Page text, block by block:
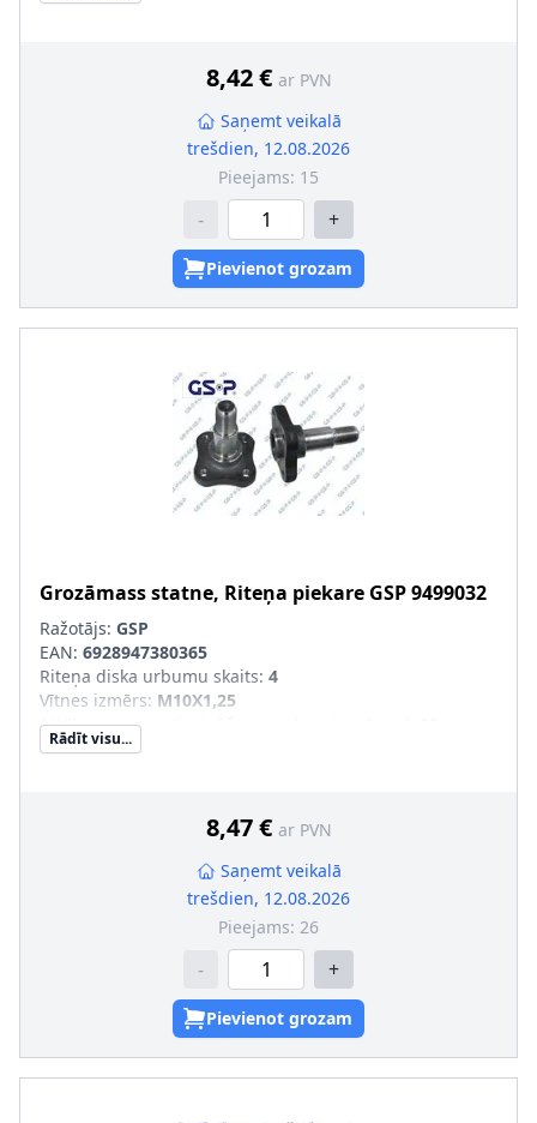
8,42 € ar PVN
Saņemt veikalā
trešdien, 12.08.2026
Pieejams: 15
- +
Pievienot grozam
Grozāmass statne, Riteņa piekare GSP9499032
Ražotājs: GSP
EAN: 6928947380365
Riteņa diska urbumu skaits: 4
Vītnes izmērs: M10X1,25
Attālums starp stiprināšanas urbumiem [mm]
Rādīt visu...
8,47 € ar PVN
Saņemt veikalā
trešdien, 12.08.2026
Pieejams: 26
- +
Pievienot grozam